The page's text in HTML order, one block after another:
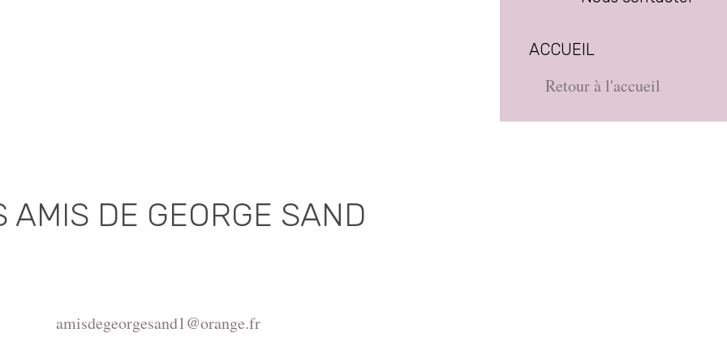
ACCUEIL
Retour à l'accueil
AMIS DE GEORGE SAND
amisdegeorgesand1@orange.fr